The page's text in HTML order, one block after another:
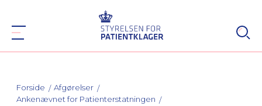
Forside
Afgørelser
Ankenævnet for Patienterstatningen